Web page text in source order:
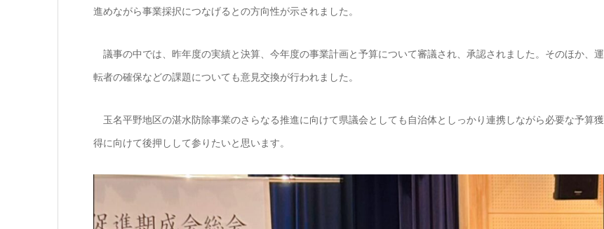
進めながら事業採択につなげるとの方向性が示されました。
議事の中では、昨年度の実績と決算、今年度の事業計画と予算について審議され、承認されました。そのほか、運
転者の確保などの課題についても意見交換が行われました。
玉名平野地区の湛水防除事業のさらなる推進に向けて県議会としても自治体としっかり連携しながら必要な予算獲
得に向けて後押しして参りたいと思います。